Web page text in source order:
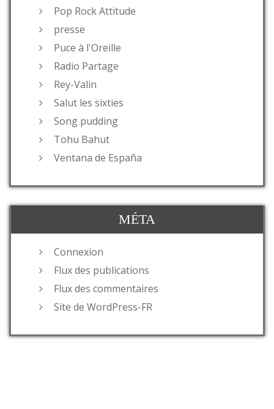
Pop Rock Attitude
presse
Puce à l'Oreille
Radio Partage
Rey-Valin
Salut les sixties
Song pudding
Tohu Bahut
Ventana de España
MÉTA
Connexion
Flux des publications
Flux des commentaires
Site de WordPress-FR